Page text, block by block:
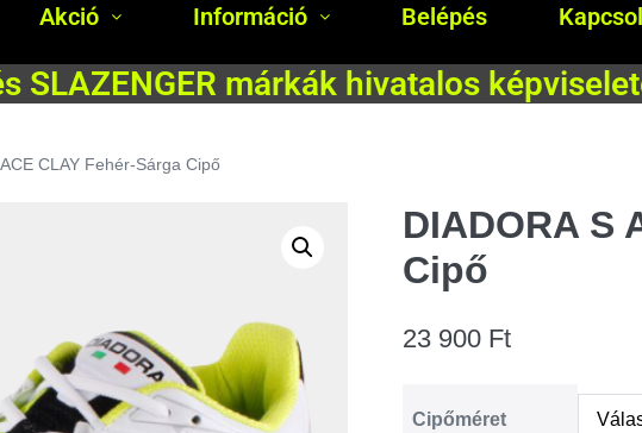
Akció Információ Belépés
SLAZENGER márkák hivatalos
CLAY Fehér-Sárga Cipő
DIADORA S
Cipő
23 900 Ft
Cipőméret